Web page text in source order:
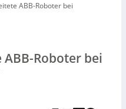
ABB-Roboter bei
Roboter bei